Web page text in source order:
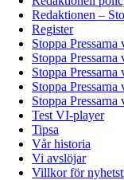
Redaktionen –
Register
Stoppa Pressarna
Stoppa Pressarna
Stoppa
Stoppa
Stoppa
Test VI-player
Tipsa
Vår historia
Vi avslöjar
Villkor för